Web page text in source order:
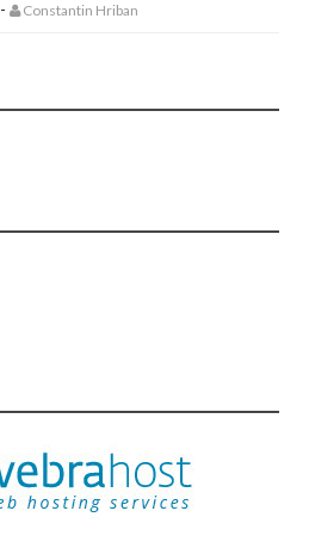
- Constantin Hriban